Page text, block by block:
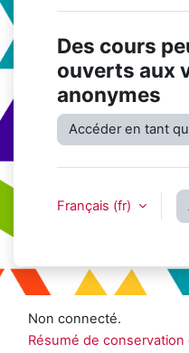
Des cours
ouverts aux
anonymes
Accéder en tant
Français ‎(fr)‎
Non connecté.
Résumé de